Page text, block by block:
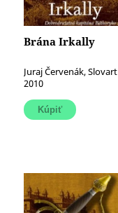
Brána Irkally
Juraj Červenák, Slovart
2010